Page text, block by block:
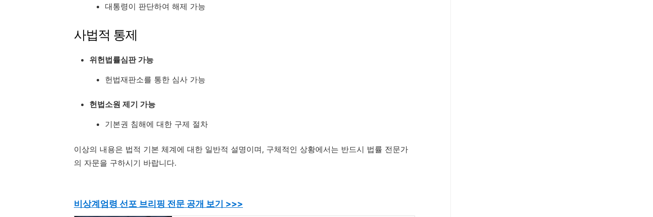
대통령이 판단하여 해제 가능
사법적 통제
위헌법률심판 가능
헌법재판소를 통한 심사 가능
헌법소원 제기 가능
기본권 침해에 대한 구제 절차
이상의 내용은 법적 기본 체계에 대한 일반적 설명이며, 구체적인 상황에서는 반드시 법률 전문가
의 자문을 구하시기 바랍니다.
비상계엄령 선포 브리핑 전문 공개 보기 >>>